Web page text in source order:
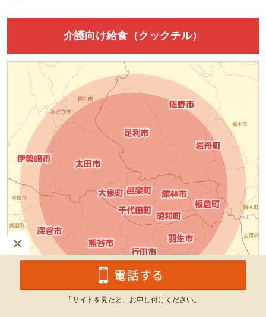
介護向け給食（クックチル）
「サイトを見たと」お申し付けください。